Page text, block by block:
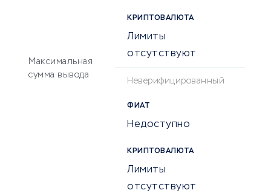
Максимальная
сумма вывода
КРИПТОВАЛЮТА
Лимиты
отсутствуют
Неверифицированный
КРИПТОВАЛЮТА
Лимиты
отсутствуют
ФИАТ
Недоступно